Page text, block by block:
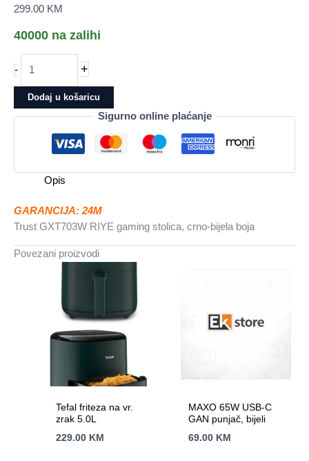
299.00 KM
40000 na zalihi
-
GXT703W
RIYE
gamingstolica,
količina
+
Dodaj u košaricu
Sigurno online plaćanje
Opis
GARANCIJA: 24M
Trust GXT703W RIYE gaming stolica, crno-bijela boja
Povezani proizvodi
Tefal friteza na vr.
zrak 5.0L
229.00 KM
MAXO 65W USB-C
GAN punjač, bijeli
69.00 KM